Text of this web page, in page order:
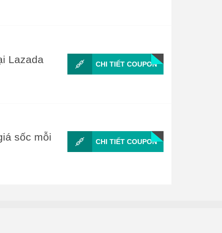
Lazada
CHI TIẾT COUPON
sốc mỗi
CHI TIẾT COUPON